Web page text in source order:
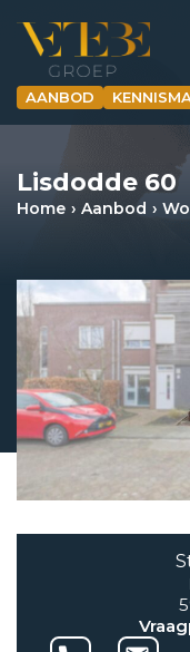
AANBOD
5931 CX Tegelen
Lisdodde 60
Home Aanbod